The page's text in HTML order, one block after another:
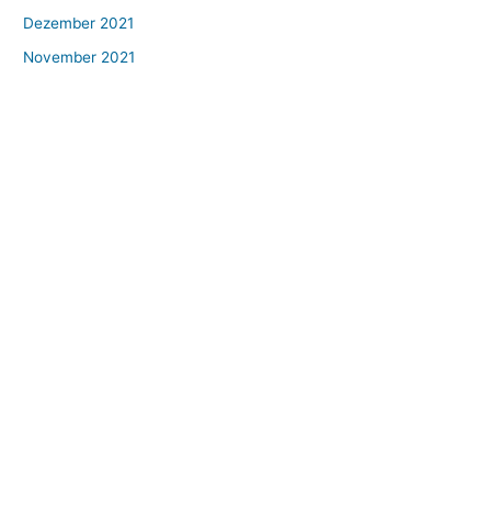
Dezember 2021
November 2021